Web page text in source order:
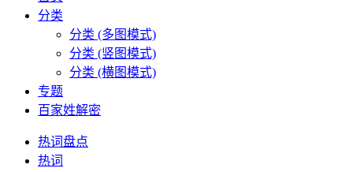
分类
分类 (多图模式)
分类 (竖图模式)
分类 (横图模式)
专题
百家姓解密
热词盘点
热词